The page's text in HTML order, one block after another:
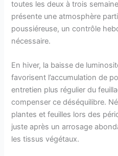
toutes les deux à trois
présente une atmosphère
poussiéreuse, un contrôle
nécessaire.
En hiver, la baisse de
favorisent l’accumulation de
entretien plus régulier du
compenser ce déséquilibre.
plantes et feuilles lors des
juste après un arrosage
les tissus végétaux.